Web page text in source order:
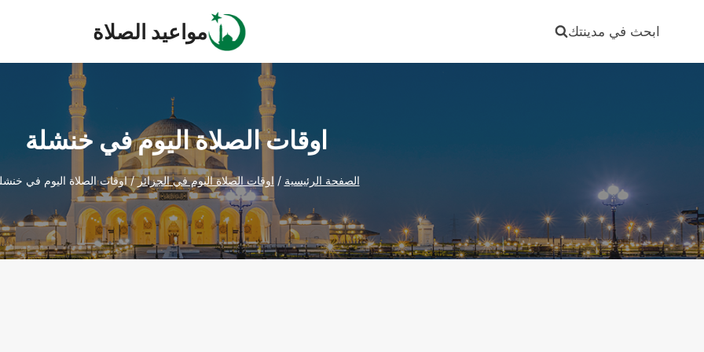
ابحث في مدينتك مواعيد الصلاة
اوقات الصلاة اليوم في خنشلة
الصفحة الرئيسية / اوقات الصلاة اليوم في الجزائر/اوقات الصلاة اليوم في